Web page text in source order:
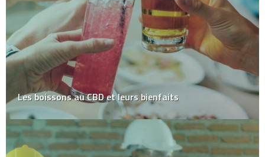
Les boissons au CBD et leurs bienfaits